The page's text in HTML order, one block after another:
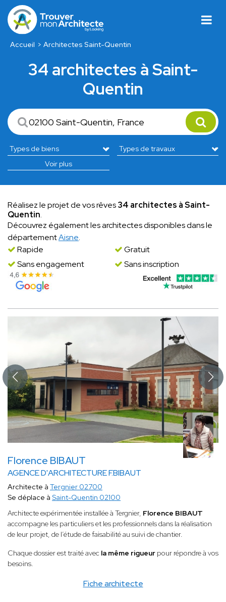
Accueil Architectes Saint-Quentin
34 architectes à Saint-
Quentin
Voir plus
Réalisez le projet de vos rêves34 architectes à Saint-
Quentin.
Découvrez également les architectes disponibles dans le
départementAisne.
Rapide
Gratuit
Sans engagement
Sans inscription
Florence BIBAUT
AGENCE D'ARCHITECTURE F.BIBAUT
Fiche architecte
Architecte à Tergnier 02700
Se déplace à Saint-Quentin 02100
Architecte expérimentée installée à Tergnier, Florence BIBAUT
accompagne les particuliers et les professionnels dans la réalisation
de leur projet, de l’étude de faisabilité au suivi de chantier.
Chaque dossier est traité avec la même rigueur pour répondre à vos
besoins.